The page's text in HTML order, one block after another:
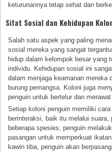
keturunannya tetap sehat dan
Sifat Sosial dan Kehidupan
Salah satu aspek yang paling
sosial mereka yang sangat
hidup dalam kelompok besar yang
individu. Kehidupan sosial ini
dalam menjaga keamanan mereka
burung pemangsa. Koloni juga
penguin untuk bertelur dan
Setiap koloni penguin memiliki
berinteraksi, baik itu melalui
beberapa spesies, penguin
pasangan untuk memperkuat
kawin tiba, penguin akan